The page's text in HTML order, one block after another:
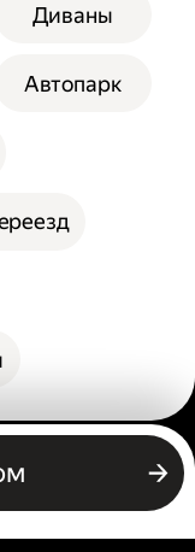
Диваны
Автопарк
Россия